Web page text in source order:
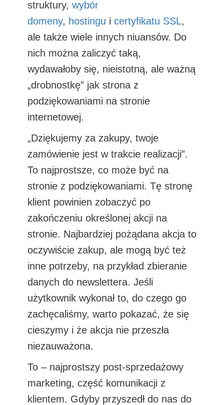
struktury, wybór
domeny, hostingu i certyfikatu SSL,
ale także wiele innych niuansów. Do
nich można zaliczyć taką,
wydawałoby się, nieistotną, ale ważną
„drobnostkę” jak strona z
podziękowaniami na stronie
internetowej.
„Dziękujemy za zakupy, twoje
zamówienie jest w trakcie realizacji”.
To najprostsze, co może być na
stronie z podziękowaniami. Tę stronę
klient powinien zobaczyć po
zakończeniu określonej akcji na
stronie. Najbardziej pożądana akcja to
oczywiście zakup, ale mogą być też
inne potrzeby, na przykład zbieranie
danych do newslettera. Jeśli
użytkownik wykonał to, do czego go
zachęcaliśmy, warto pokazać, że się
cieszymy i że akcja nie przeszła
niezauważona.
To – najprostszy post-sprzedażowy
marketing, część komunikacji z
klientem. Gdyby przyszedł do nas do